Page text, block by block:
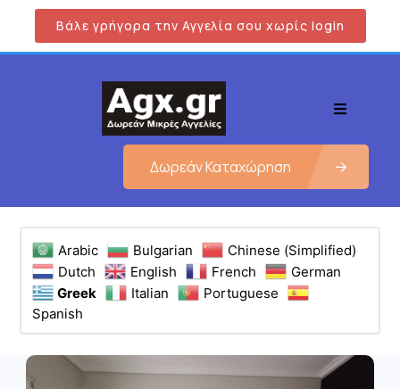
Βάλε γρήγορα την Αγγελία σου χωρίς login
Δωρεάν Καταχώρηση
Arabic Bulgarian
Chinese (Simplified)
Dutch
English French
German
Greek
Italian
Portuguese
Spanish